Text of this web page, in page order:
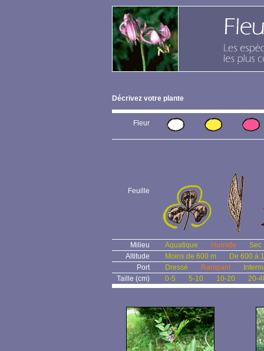
Décrivez votre plante
Fleur
Feuille
Milieu Aquatique Humide
Sec
Altitude
Moins de 600 m
De 600 à
Port
Dressé Rampant
Taille (cm)
0-5 5-10 10-20 20-